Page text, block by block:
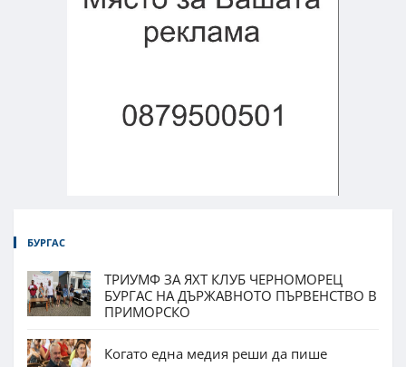
БУРГАС
ТРИУМФ ЗА ЯХТ КЛУБ ЧЕРНОМОРЕЦ
БУРГАС НА ДЪРЖАВНОТО ПЪРВЕНСТВО В
ПРИМОРСКО
Когато една медия реши да пише